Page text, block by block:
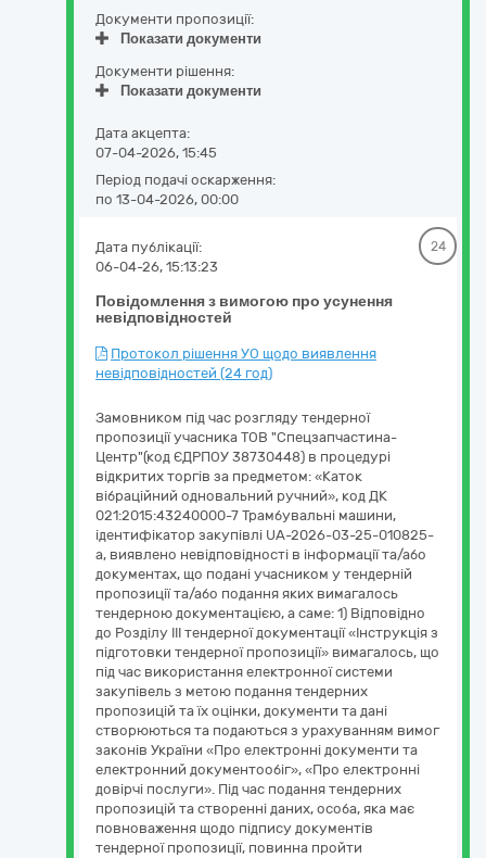
Документи пропозиції:
Показати документи
Документи рішення:
Показати документи
Дата акцепта:
07-04-2026, 15:45
Період подачі оскарження:
по 13-04-2026, 00:00
Повідомлення з вимогою про усунення
невідповідностей
Дата публікації:
06-04-26, 15:13:23
24
Протокол рішення УО щодо виявлення
невідповідностей (24 год)
Замовником під час розгляду тендерної
пропозиції учасника ТОВ "Спецзапчастина-
Центр"(код ЄДРПОУ 38730448) в процедурі
відкритих торгів за предметом: «Каток
вібраційний одновальний ручний», код ДК
021:2015:43240000-7 Трамбувальні машини,
ідентифікатор закупівлі UA-2026-03-25-010825-
a, виявлено невідповідності в інформації та/або
документах, що подані учасником у тендерній
пропозиції та/або подання яких вимагалось
тендерною документацією, а саме: 1) Відповідно
до Розділу ІІІ тендерної документації «Інструкція з
підготовки тендерної пропозиції» вимагалось, що
під час використання електронної системи
закупівель з метою подання тендерних
пропозицій та їх оцінки, документи та дані
створюються та подаються з урахуванням вимог
законів України «Про електронні документи та
електронний документообіг», «Про електронні
довірчі послуги». Під час подання тендерних
пропозицій та створенні даних, особа, яка має
повноваження щодо підпису документів
тендерної пропозиції, повинна пройти